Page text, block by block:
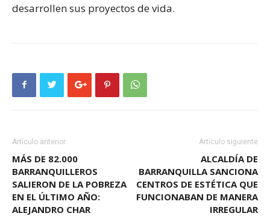
desarrollen sus proyectos de vida.
Artículo anterior
MÁS DE 82.000
BARRANQUILLEROS
SALIERON DE LA POBREZA
EN EL ÚLTIMO AÑO:
ALEJANDRO CHAR
Artículo siguiente
ALCALDÍA DE
BARRANQUILLA SANCIONA
CENTROS DE ESTÉTICA QUE
FUNCIONABAN DE MANERA
IRREGULAR